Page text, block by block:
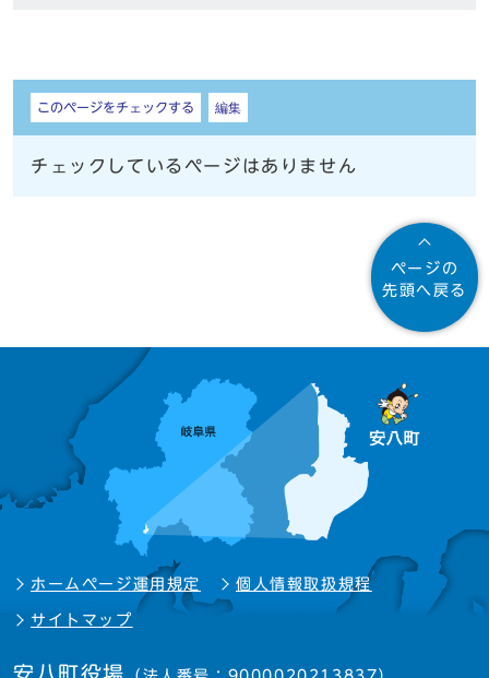
しおり
このページをチェックする 編集
チェックしているページはありません
ページの
先頭へ戻る
ホームページ運用規定 個人情報取扱規程
サイトマップ
安八町役場